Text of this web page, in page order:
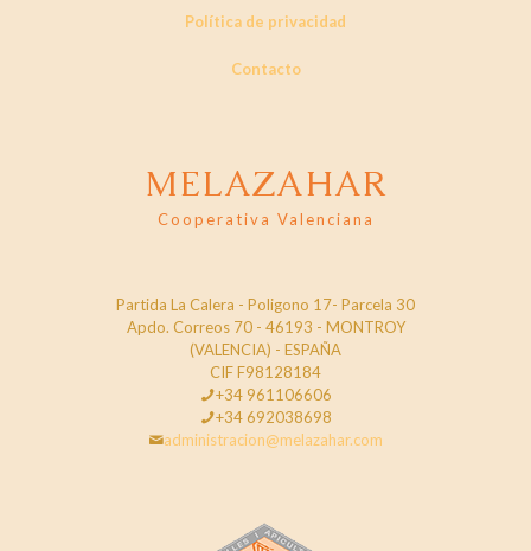
Política de privacidad
Contacto
MELAZAHAR
Cooperativa Valenciana
Partida La Calera - Poligono 17- Parcela 30
Apdo. Correos 70 - 46193 - MONTROY
(VALENCIA) - ESPAÑA
CIF F98128184
+34 961106606
+34 692038698
administracion@melazahar.com